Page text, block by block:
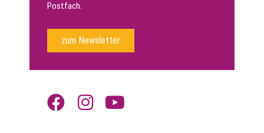
Postfach.
zum Newsletter
F
a
I
n
Y
o